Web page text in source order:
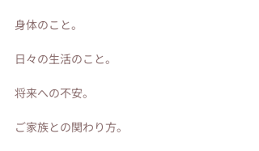
身体のこと。
日々の生活のこと。
将来への不安。
ご家族との関わり方。